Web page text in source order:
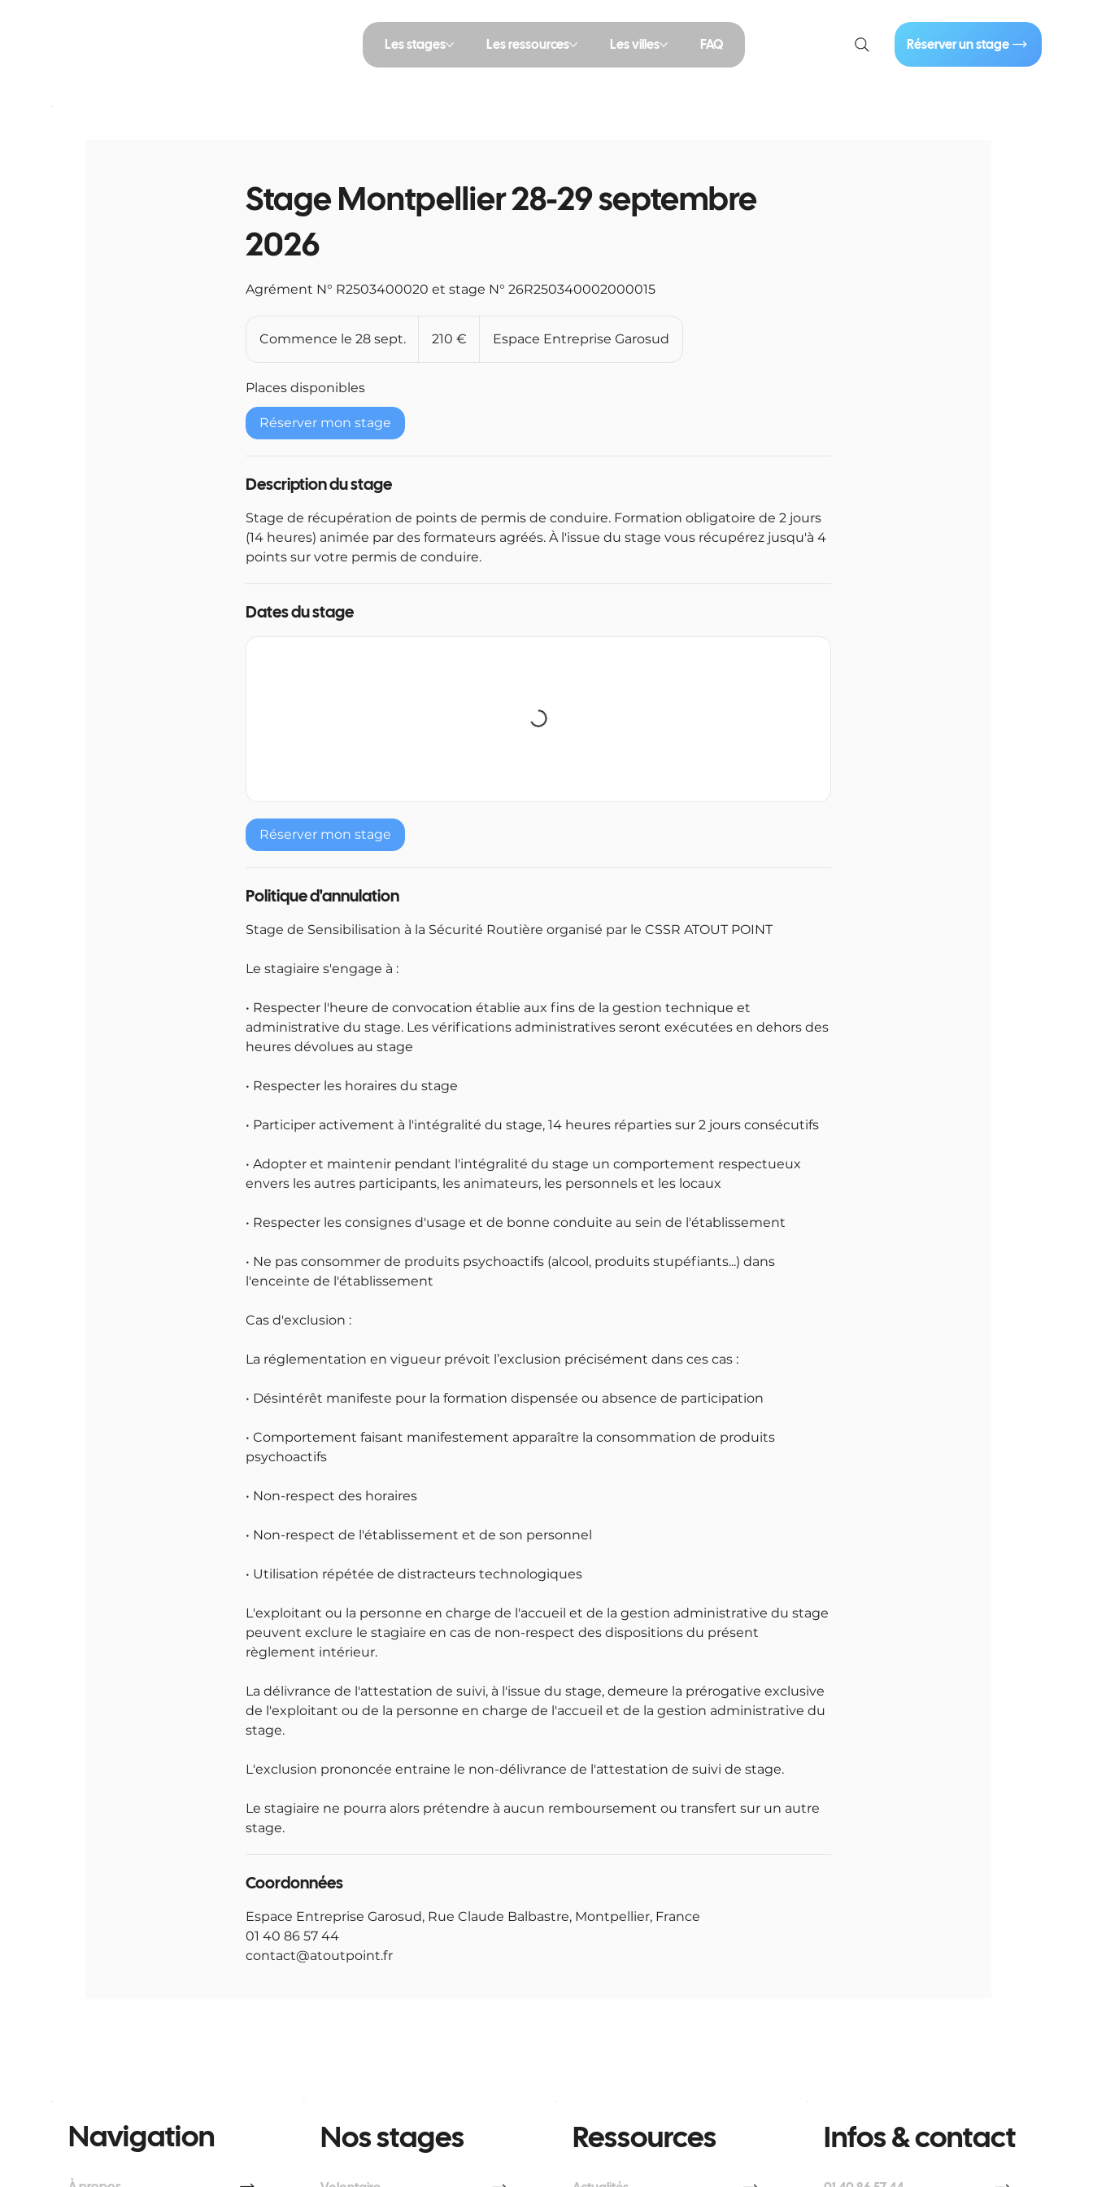
Les stages Les ressources Les villes FAQ Réserver un stage
Stage Montpellier 28-29 septembre
2026
Agrément N° R2503400020 et stage N° 26R250340002000015
Commence le 28 sept.
e
2
8
210 € Espace Entreprise Garosud
Places disponibles
Réserver mon stage
Description du stage
Stage de récupération de points de permis de conduire. Formation obligatoire de 2 jours
(14 heures) animée par des formateurs agréés. À l'issue du stage vous récupérez jusqu'à 4
points sur votre permis de conduire.
Dates du stage
Réserver mon stage
Politique d'annulation
Stage de Sensibilisation à la Sécurité Routière organisé par le CSSR ATOUT POINT
Le stagiaire s'engage à :
• Respecter l'heure de convocation établie aux fins de la gestion technique et
administrative du stage. Les vérifications administratives seront exécutées en dehors des
heures dévolues au stage
• Respecter les horaires du stage
• Participer activement à l'intégralité du stage, 14 heures réparties sur 2 jours consécutifs
• Adopter et maintenir pendant l'intégralité du stage un comportement respectueux
envers les autres participants, les animateurs, les personnels et les locaux
• Respecter les consignes d'usage et de bonne conduite au sein de l'établissement
• Ne pas consommer de produits psychoactifs (alcool, produits stupéfiants...) dans
l'enceinte de l'établissement
Cas d'exclusion :
La réglementation en vigueur prévoit l’exclusion précisément dans ces cas :
• Désintérêt manifeste pour la formation dispensée ou absence de participation
• Comportement faisant manifestement apparaître la consommation de produits
psychoactifs
• Non-respect des horaires
• Non-respect de l'établissement et de son personnel
• Utilisation répétée de distracteurs technologiques
L'exploitant ou la personne en charge de l'accueil et de la gestion administrative du stage
peuvent exclure le stagiaire en cas de non-respect des dispositions du présent
règlement intérieur.
La délivrance de l'attestation de suivi, à l'issue du stage, demeure la prérogative exclusive
de l'exploitant ou de la personne en charge de l'accueil et de la gestion administrative du
stage.
L'exclusion prononcée entraine le non-délivrance de l'attestation de suivi de stage.
Le stagiaire ne pourra alors prétendre à aucun remboursement ou transfert sur un autre
stage.
Coordonnées
Espace Entreprise Garosud, Rue Claude Balbastre, Montpellier, France
01 40 86 57 44
contact@atoutpoint.fr
Ressources
Nos stages Infos & contact
Navigation